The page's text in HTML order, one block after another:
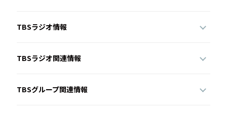
TBSラジオ情報
TBSラジオ関連情報
TBSグループ関連情報